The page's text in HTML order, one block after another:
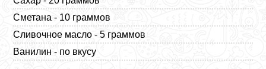
Сметана - 10 граммов
Сливочное масло - 5 граммов
Ванилин - по вкусу